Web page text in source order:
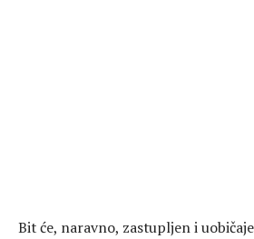
Bit će, naravno, zastupljen i